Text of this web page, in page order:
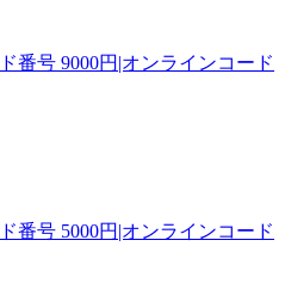
番号 9000円|オンラインコード
番号 5000円|オンラインコード